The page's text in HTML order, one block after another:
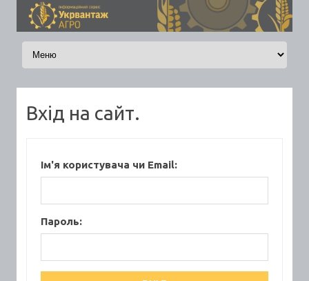
Skip to content
Вхід на сайт.
Ім'я користувача чи Email:
Пароль: